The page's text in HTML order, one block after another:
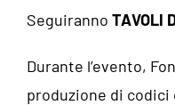
Seguiranno TAVOLI
Durante l’evento,
produzione di